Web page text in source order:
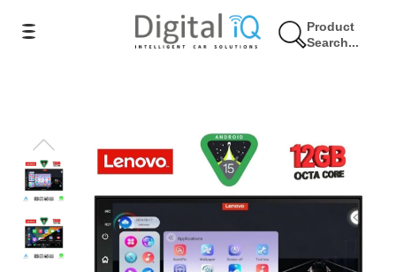
Product
Search...
3% Έκπτωση